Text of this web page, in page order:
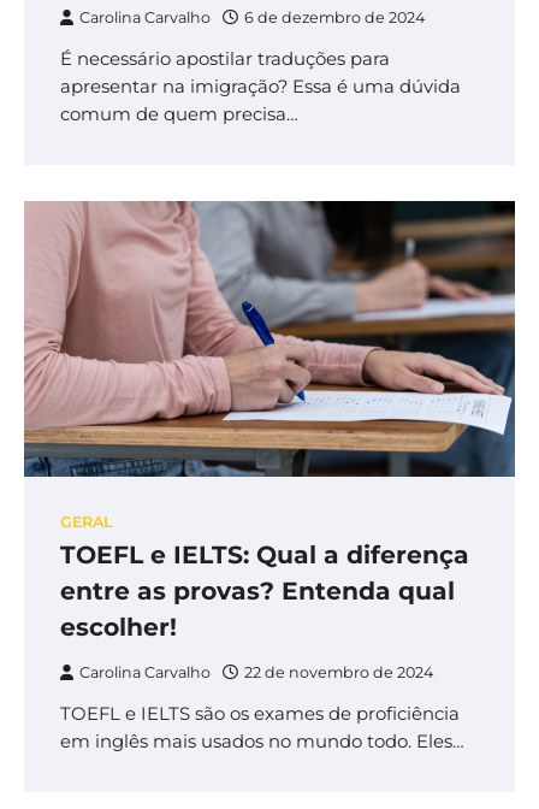
Carolina Carvalho 6 de dezembro de 2024
É necessário apostilar traduções para
apresentar na imigração? Essa é uma dúvida
comum de quem precisa…
GERAL
TOEFL e IELTS: Qual a diferença
entre as provas? Entenda qual
escolher!
Carolina Carvalho 22 de novembro de 2024
TOEFL e IELTS são os exames de proficiência
em inglês mais usados no mundo todo. Eles…